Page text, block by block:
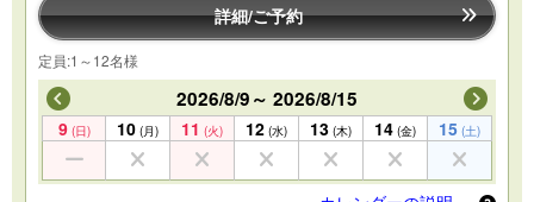
詳細/ご予約
定員:1～12名様
2026/8/9～ 2026/8/15
9 (日) 10 (月) 11 (火) 12 (水) 13 (木) 14 (金) 15 (土)